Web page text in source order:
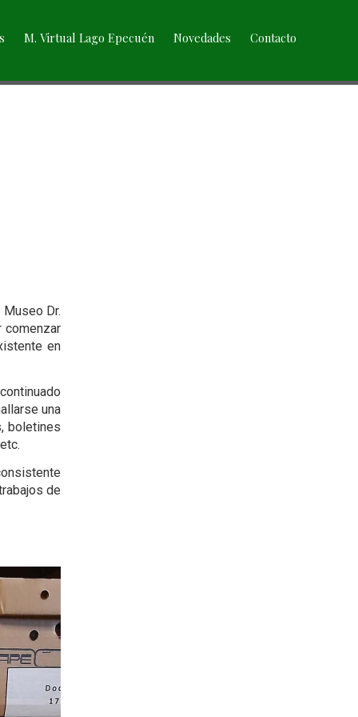
M. Virtual Lago Epecuén Novedades Contacto
Dr.
comenzar
en
una
boletines
de